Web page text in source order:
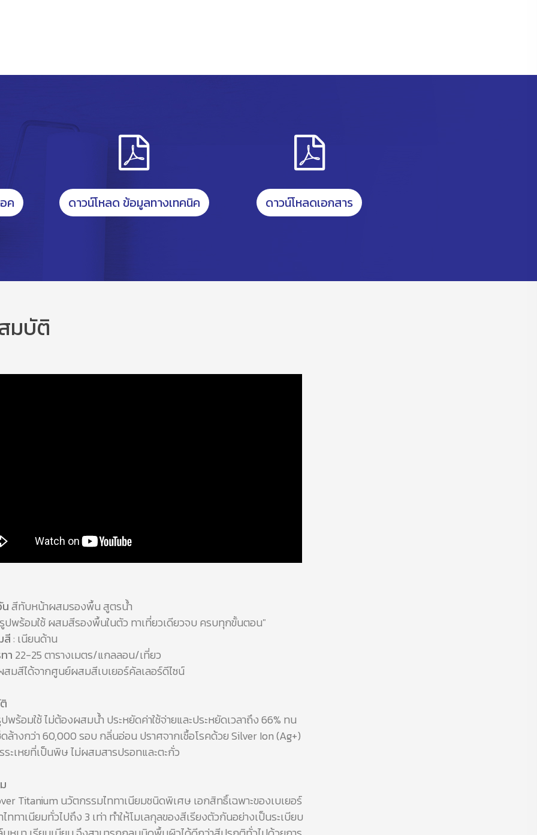
ค ดาวน์โหลด ข้อมูลทางเทคนิค ดาวน์โหลดเอกสาร
บัติ
นสีทับหน้าผสมรองพื้น สูตรน้ำ
ปพร้อมใช้ ผสมสีรองพื้นในตัว ทาเที่ยวเดียวจบ ครบทุกขั้นตอน"
สี: เนียนด้าน
า 22-25 ตารางเมตร/แกลลอน/เที่ยว
สมสีได้จากศูนย์ผสมสีเบเยอร์คัลเลอร์ดีไซน์
พร้อมใช้ ไม่ต้องผสมน้ำ ประหยัดค่าใช้จ่ายและประหยัดเวลาถึง 66% ทน
ล้างกว่า 60,000 รอบ กลิ่นอ่อน ปราศจากเชื้อโรคด้วย Silver Ion (Ag+)
ระเหยที่เป็นพิษ ไม่ผสมสารปรอทและตะกั่ว
Titanium นวัตกรรมไททาเนียมชนิดพิเศษ เอกสิทธิ์เฉพาะของเบเยอร์
ททาเนียมทั่วไปถึง 3 เท่า ทำให้โมเลกุลของสีเรียงตัวกันอย่างเป็นระเบียบ